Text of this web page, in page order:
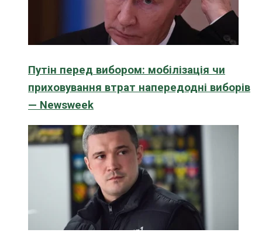
Путін перед вибором: мобілізація чи
приховування втрат напередодні виборів
— Newsweek